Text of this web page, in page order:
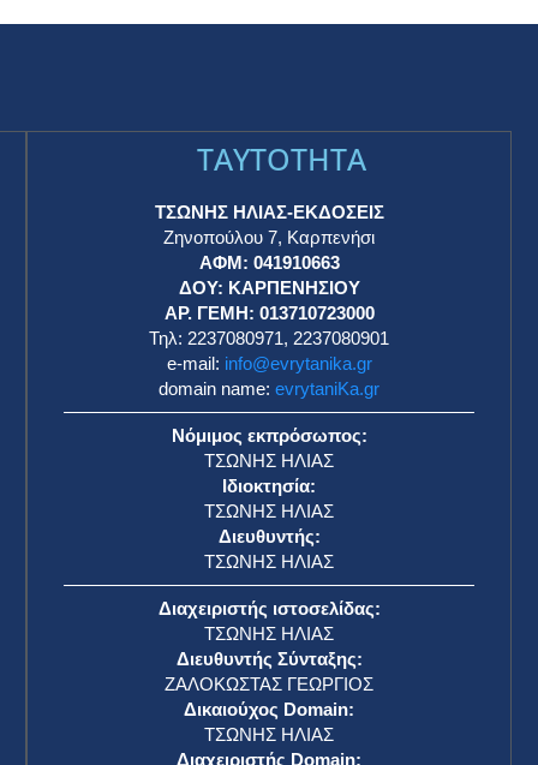
TAYTOTHTA
ΤΣΩΝΗΣ ΗΛΙΑΣ-ΕΚΔΟΣΕΙΣ
Ζηνοπούλου 7, Καρπενήσι
ΑΦΜ: 041910663
ΔΟΥ: ΚΑΡΠΕΝΗΣΙΟΥ
ΑΡ. ΓΕΜΗ: 013710723000
Τηλ: 2237080971, 2237080901
e-mail: info@evrytanika.gr
domain name: evrytaniKa.gr
Νόμιμος εκπρόσωπος:
ΤΣΩΝΗΣ ΗΛΙΑΣ
Ιδιοκτησία:
ΤΣΩΝΗΣ ΗΛΙΑΣ
Διευθυντής:
ΤΣΩΝΗΣ ΗΛΙΑΣ
Διαχειριστής ιστοσελίδας:
ΤΣΩΝΗΣ ΗΛΙΑΣ
Διευθυντής Σύνταξης:
ΖΑΛΟΚΩΣΤΑΣ ΓΕΩΡΓΙΟΣ
Δικαιούχος Domain:
ΤΣΩΝΗΣ ΗΛΙΑΣ
Διαχειριστής Domain: